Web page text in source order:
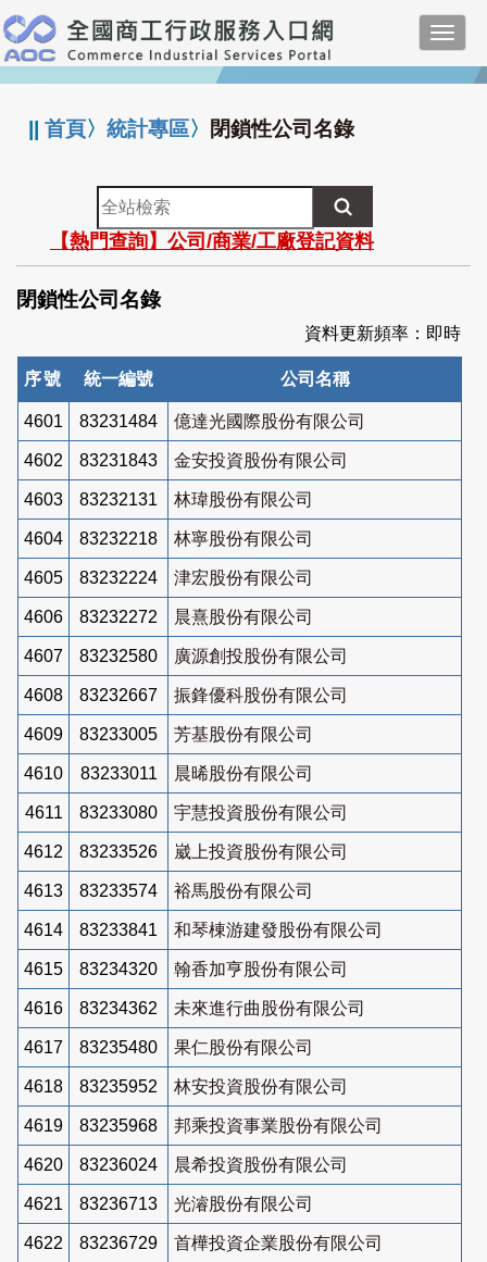
跳
到
主
要
:::
||首頁〉統計專區〉 閉鎖性公司名錄
全
站
檢
索
【熱門查詢】公司/商業/工廠登記資料
閉鎖性公司名錄
資料更新頻率：即時
序號 統一編號 公司名稱
4601 83231484 億達光國際股份有限公司
4602 83231843 金安投資股份有限公司
4603 83232131 林瑋股份有限公司
4604 83232218 林寧股份有限公司
4605 83232224 津宏股份有限公司
4606 83232272 晨熹股份有限公司
4607 83232580 廣源創投股份有限公司
4608 83232667 振鋒優科股份有限公司
4609 83233005 芳基股份有限公司
4610 83233011 晨晞股份有限公司
4611 83233080 宇慧投資股份有限公司
4612 83233526 崴上投資股份有限公司
4613 83233574 裕馬股份有限公司
4614 83233841 和琴棟游建發股份有限公司
4615 83234320 翰香加亨股份有限公司
4616 83234362 未來進行曲股份有限公司
4617 83235480 果仁股份有限公司
4618 83235952 林安投資股份有限公司
4619 83235968 邦乘投資事業股份有限公司
4620 83236024 晨希投資股份有限公司
4621 83236713 光濬股份有限公司
4622 83236729 首樺投資企業股份有限公司